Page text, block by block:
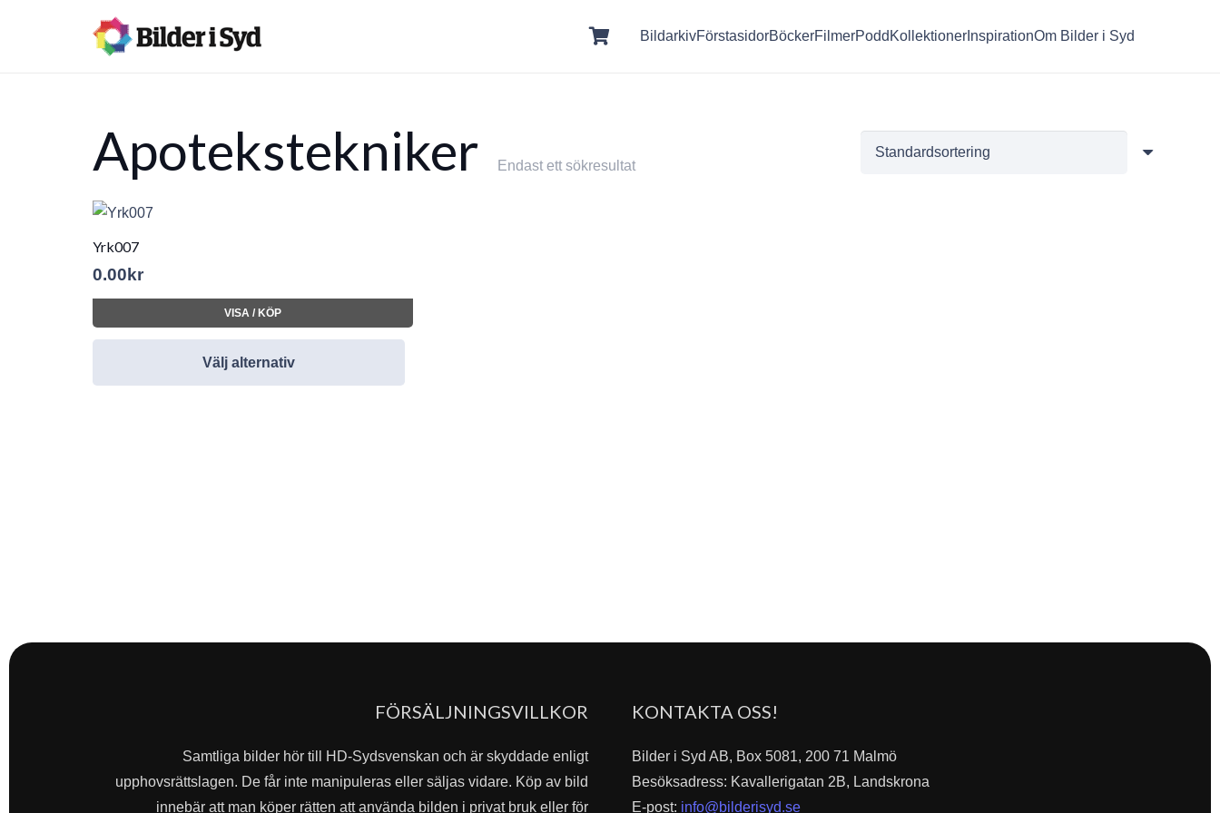
BildarkivFörstasidorBöckerFilmerPodd Kollektioner InspirationOm Bilder i Syd
Apotekstekniker Endast ett sökresultat
Yrk007
0.00 kr
VISA / KÖP
Välj alternativ
FÖRSÄLJNINGSVILLKOR
Samtliga bilder hör till HD-Sydsvenskan och är skyddade enligt
upphovsrättslagen. De får inte manipuleras eller säljas vidare. Köp av bild
innebär att man köper rätten att använda bilden i privat bruk eller för
KONTAKTA OSS!
Bilder i Syd AB, Box 5081, 200 71 Malmö
Besöksadress: Kavallerigatan 2B, Landskrona
E-post: info@bilderisyd.se